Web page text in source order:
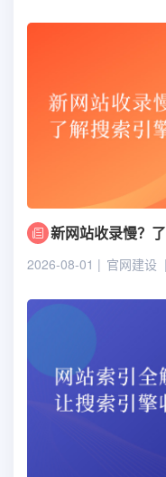
新网站收录慢？
2026-08-01 官网建设